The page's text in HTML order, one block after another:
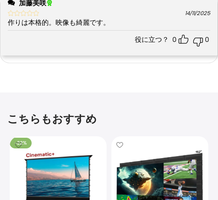
加藤美咲
14/11/2025
作りは本格的。映像も綺麗です。
役に立つ？ 0 0
こちらもおすすめ
-22%